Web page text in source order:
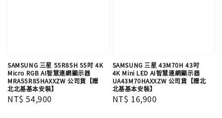
SAMSUNG 三星 55R85H 55吋 4K
Micro RGB AI智慧連網顯示器
MRA55R85HAXXZW 公司貨【贈
北北基基本安裝】
Regular
NT$ 54,900
SAMSUNG 三星 43M70H 43吋
4K Mini LED AI智慧連網顯示器
UA43M70HAXXZW 公司貨【贈北
北基基本安裝】
Regular
NT$ 16,900